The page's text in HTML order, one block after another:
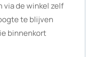
via de winkel zelf
te blijven
binnenkort